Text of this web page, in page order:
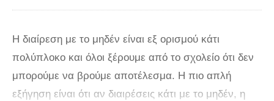
Η διαίρεση με το μηδέν είναι εξ ορισμού κάτι
πολύπλοκο και όλοι ξέρουμε από το σχολείο ότι δεν
μπορούμε να βρούμε αποτέλεσμα. Η πιο απλή
εξήγηση είναι ότι αν διαιρέσεις κάτι με το μηδέν, η